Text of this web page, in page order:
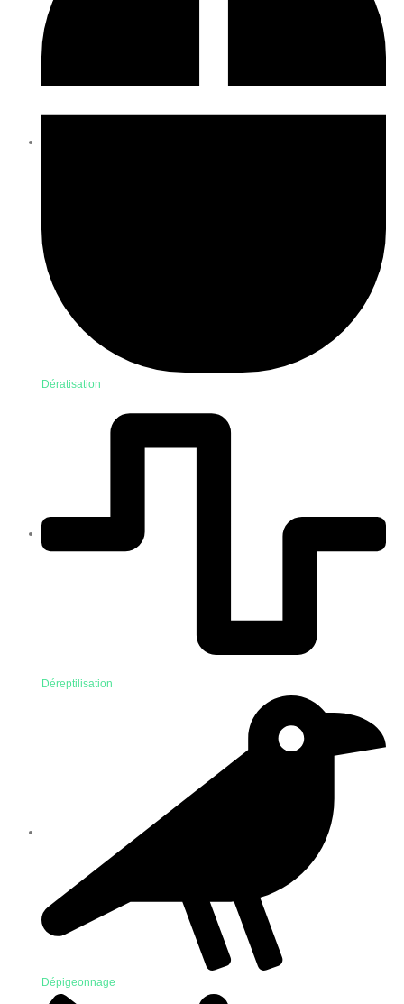
Dératisation
Déreptilisation
Dépigeonnage